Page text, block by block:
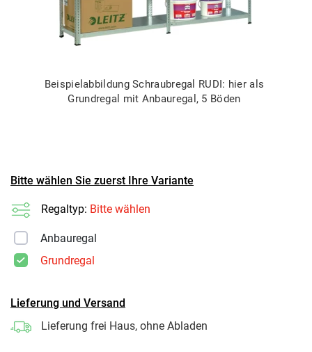
Beispielabbildung Schraubregal RUDI: hier als
Grundregal mit Anbauregal, 5 Böden
Bitte wählen Sie zuerst Ihre Variante
Regaltyp: Bitte wählen
Anbauregal
Grundregal
Lieferung und Versand
Lieferung frei Haus, ohne Abladen